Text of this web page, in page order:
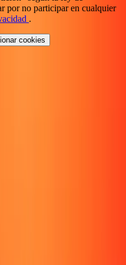
por no participar en cualquier
.
cookies